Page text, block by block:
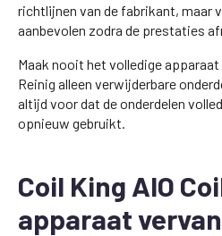
richtlijnen van de fabrikant, maar
aanbevolen zodra de prestaties
Maak nooit het volledige
Reinig alleen verwijderbare
altijd voor dat de onderdelen
opnieuw gebruikt.
Coil King AIO
apparaat